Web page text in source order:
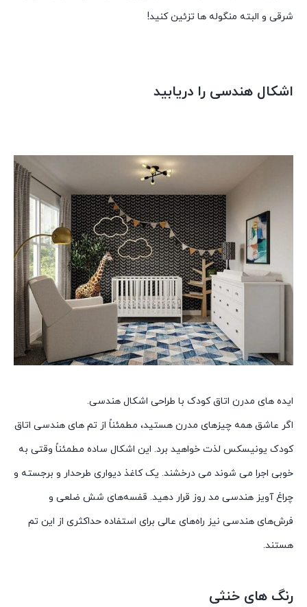
شرقی و البته منگوله ها تزئین کنید!
اشکال هندسی را دریابید
ایده های مدرن اتاق کودک با طراحی اشکال هندسی.
اگر عاشق همه چیزهای مدرن هستید، مطمئناً از تم های هندسی اتاق
کودک یونیسکس لذت خواهید برد. این اشکال ساده مطمئناً وقتی به
خوبی اجرا می شوند می درخشند. یک کاغذ دیواری طرحدار و برجسته و
چراغ آویز هندسی مد روز قرار دهید. قفسه‌های شش ضلعی و
فرش‌های هندسی نیز راه‌های عالی برای استفاده حداکثری از این تم
هستند.
رنگ های خنثی